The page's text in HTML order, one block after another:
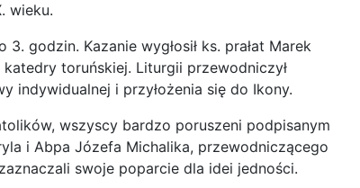
wieku.
godzin. Kazanie wygłosił ks. prałat Marek
toruńskiej. Liturgii przewodniczył
indywidualnej i przyłożenia się do Ikony.
wszyscy bardzo poruszeni podpisanym
i Abpa Józefa Michalika, przewodniczącego
swoje poparcie dla idei jedności.